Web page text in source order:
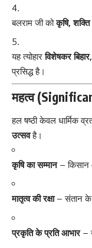
बलराम जी कोकृषि,
यह त्योहारविशेषकर
प्रसिद्ध है।
महत्व
हल षष्ठी केवल धार्मिक
उत्सवहै।
कृषि का सम्मान– किसान
मातृत्व की रक्षा– संतान के
प्रकृति के प्रति आभार–